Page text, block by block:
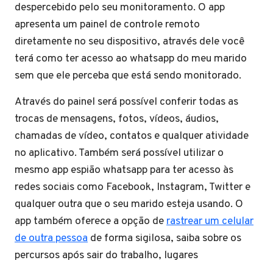
despercebido pelo seu monitoramento. O app
apresenta um painel de controle remoto
diretamente no seu dispositivo, através dele você
terá como ter acesso ao whatsapp do meu marido
sem que ele perceba que está sendo monitorado.
Através do painel será possível conferir todas as
trocas de mensagens, fotos, vídeos, áudios,
chamadas de vídeo, contatos e qualquer atividade
no aplicativo. Também será possível utilizar o
mesmo app espião whatsapp para ter acesso às
redes sociais como Facebook, Instagram, Twitter e
qualquer outra que o seu marido esteja usando. O
app também oferece a opção derastrear um celular
de outra pessoa de forma sigilosa, saiba sobre os
percursos após sair do trabalho, lugares